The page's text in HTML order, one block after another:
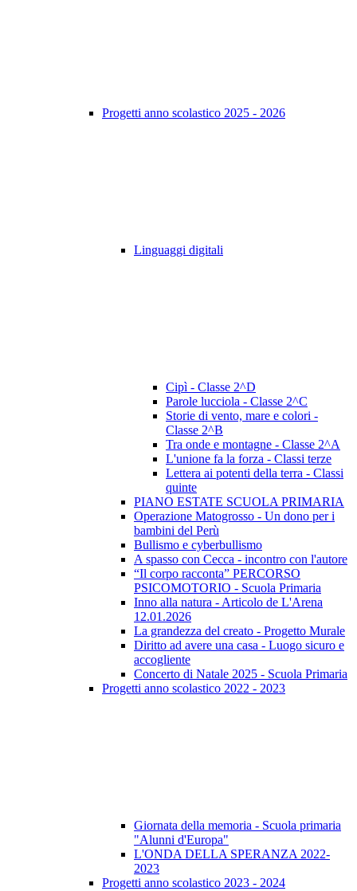
Progetti anno scolastico 2025 - 2026
Linguaggi digitali
Cipì - Classe 2^D
Parole lucciola - Classe 2^C
Storie di vento, mare e colori -
Classe 2^B
Tra onde e montagne - Classe 2^A
L'unione fa la forza - Classi terze
Lettera ai potenti della terra - Classi
quinte
PIANO ESTATE SCUOLA PRIMARIA
Operazione Matogrosso - Un dono per i
bambini del Perù
Bullismo e cyberbullismo
A spasso con Cecca - incontro con l'autore
“Il corpo racconta” PERCORSO
PSICOMOTORIO - Scuola Primaria
Inno alla natura - Articolo de L'Arena
12.01.2026
La grandezza del creato - Progetto Murale
Diritto ad avere una casa - Luogo sicuro e
accogliente
Concerto di Natale 2025 - Scuola Primaria
Progetti anno scolastico 2022 - 2023
Giornata della memoria - Scuola primaria
"Alunni d'Europa"
L'ONDA DELLA SPERANZA 2022-
2023
Progetti anno scolastico 2023 - 2024